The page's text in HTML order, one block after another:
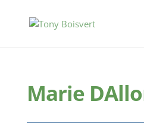
Marie